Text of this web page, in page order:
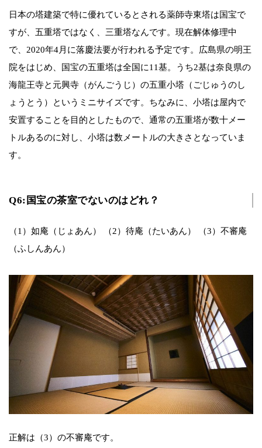
日本の塔建築で特に優れているとされる薬師寺東塔は国宝で
すが、五重塔ではなく、三重塔なんです。現在解体修理中
で、2020年4月に落慶法要が行われる予定です。広島県の明王
院をはじめ、国宝の五重塔は全国に11基。うち2基は奈良県の
海龍王寺と元興寺（がんごうじ）の五重小塔（ごじゅうのし
ょうとう）というミニサイズです。ちなみに、小塔は屋内で
安置することを目的としたもので、通常の五重塔が数十メー
トルあるのに対し、小塔は数メートルの大きさとなっていま
す。
Q6:国宝の茶室でないのはどれ？
（1）如庵（じょあん） （2）待庵（たいあん） （3）不審庵
（ふしんあん）
正解は（3）の不審庵です。